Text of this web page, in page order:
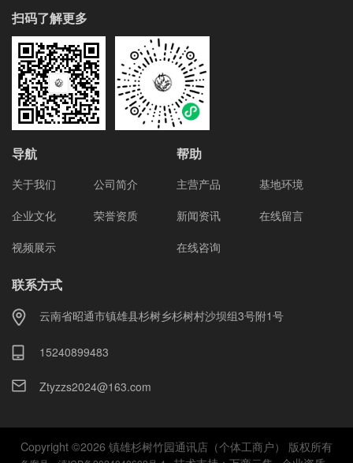
扫码了解更多
导航
关于我们
公司简介
企业文化
荣誉资质
视频展示
帮助
主营产品
基地环境
新闻资讯
在线留言
在线咨询
联系方式
云南省昭通市镇雄县杉树乡杉树村沙坝组3号附1号
15240899483
Ztyzzs2024@163.com
Copyright ©2026 镇雄杉树竹园通讯店（个体工商户） 版权所有